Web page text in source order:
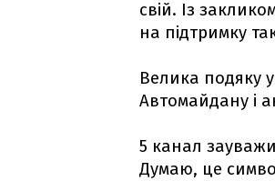
свій. Із
на підтримку
Велика подяку
Автомайдану і
5 канал
Думаю, це